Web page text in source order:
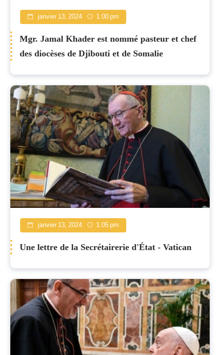
janvier 13, 2024 1:00 pm
Mgr. Jamal Khader est nommé pasteur et chef
des diocèses de Djibouti et de Somalie
janvier 13, 2024 1:05 pm
Une lettre de la Secrétairerie d'État - Vatican